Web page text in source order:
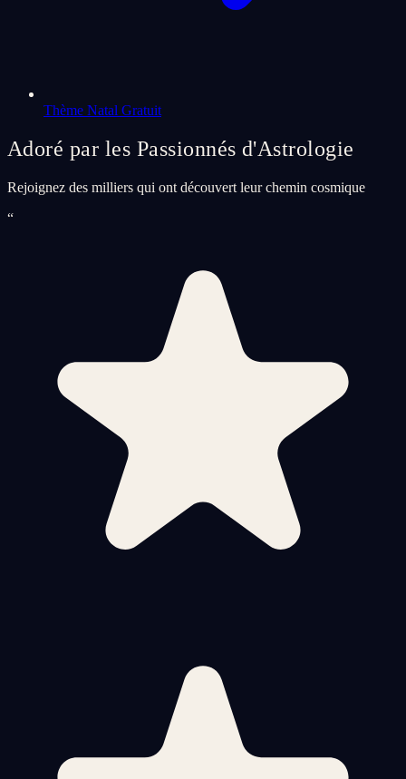
Thème Natal Gratuit
Adoré par les Passionnés d'Astrologie
Rejoignez des milliers qui ont découvert leur chemin cosmique
“